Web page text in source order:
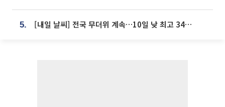
5. [내일 날씨] 전국 무더위 계속…10일 낮 최고 34도 육박